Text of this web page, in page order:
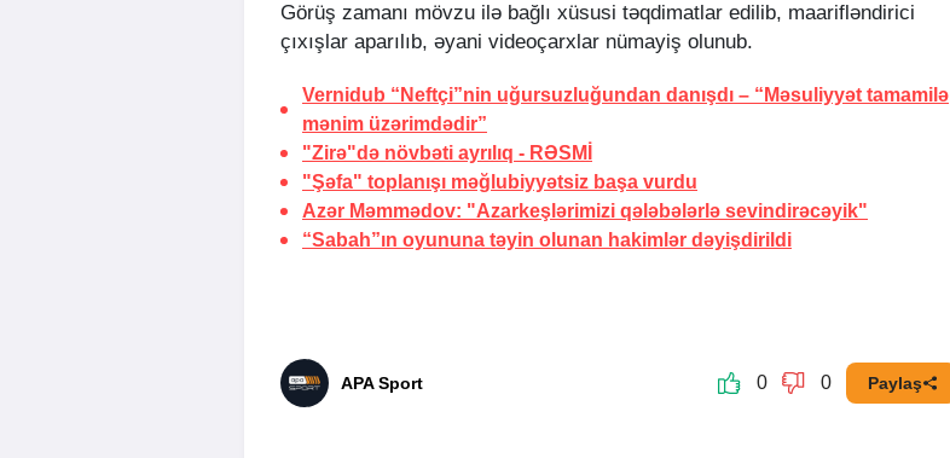
Görüş zamanı mövzu ilə bağlı xüsusi təqdimatlar edilib, maarifləndirici
çıxışlar aparılıb, əyani videoçarxlar nümayiş olunub.
Vernidub “Neftçi”nin uğursuzluğundan danışdı – “Məsuliyyət tamamilə
mənim üzərimdədir”
"Zirə"də növbəti ayrılıq - RƏSMİ
"Şəfa" toplanışı məğlubiyyətsiz başa vurdu
Azər Məmmədov: "Azarkeşlərimizi qələbələrlə sevindirəcəyik"
“Sabah”ın oyununa təyin olunan hakimlər dəyişdirildi
APA Sport 0 0 Paylaş